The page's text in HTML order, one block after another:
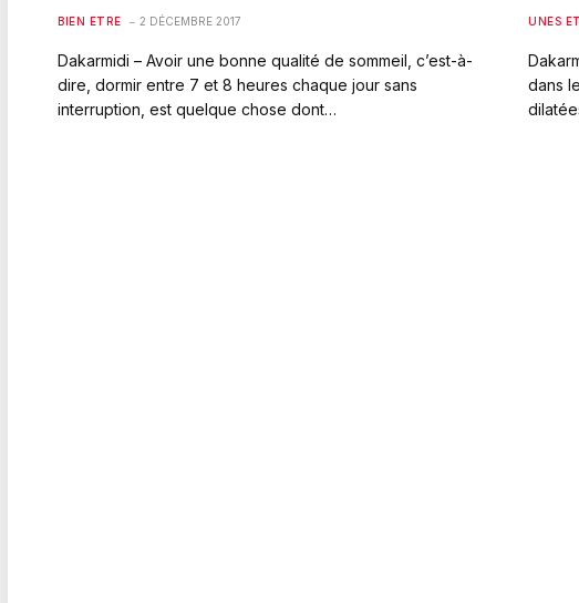
BIEN ETRE 2 DÉCEMBRE 2017
Dakarmidi – Avoir une bonne qualité de sommeil, c’est-à-
dire, dormir entre 7 et 8 heures chaque jour sans
interruption, est quelque chose dont…
UNES
dans